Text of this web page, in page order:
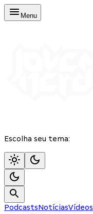
Menu
Escolha seu tema:
PodcastsNotíciasVídeos